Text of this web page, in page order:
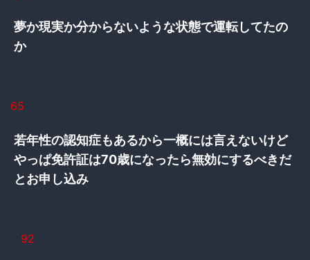
夢か現実か分からないような状態で運転してたの
か
65
若年性の認知症もあるから一概には言えないけど
やっぱ免許証は70歳になったら無効にするべきだ
とお申し込み
92